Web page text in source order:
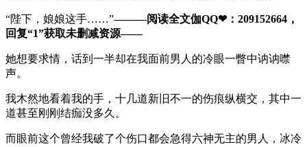
“陛下，娘娘这手……”———阅读全文伽QQ❤：209152664，
回复“1”获取未删减资源—​​​​—
她想要求情，话到一半却在我面前男人的冷眼一瞥中讷讷噤
声。
我木然地看着我的手，十几道新旧不一的伤痕纵横交，其中一
道甚至刚刚结痂没多久。
而眼前这个曾经我破了个伤口都会急得六神无主的男人，冰冷